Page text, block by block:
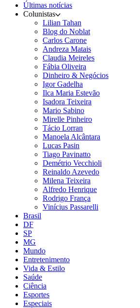
Últimas notícias
Colunistas
Lilian Tahan
Blog do Noblat
Carlos Carone
Andreza Matais
Claudia Meireles
Fábia Oliveira
Dinheiro & Negócios
Igor Gadelha
Ilca Maria Estevão
Isadora Teixeira
Mario Sabino
Mirelle Pinheiro
Tácio Lorran
Manoela Alcântara
Lucas Pasin
Tiago Pavinatto
Demétrio Vecchioli
Reinaldo Azevedo
Milena Teixeira
Alfredo Henrique
Rodrigo França
Vinícius Passarelli
Brasil
DF
SP
MG
Mundo
Entretenimento
Vida & Estilo
Saúde
Ciência
Esportes
Especiais